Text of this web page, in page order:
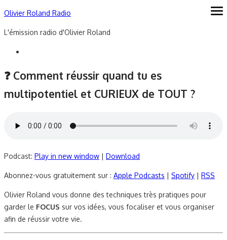
Skip
content
Olivier Roland Radio
L'émission radio d'Olivier Roland
❓ Comment réussir quand tu es
multipotentiel et CURIEUX de TOUT ?
Podcast: Play in new window | Download
Abonnez-vous gratuitement sur : Apple Podcasts | Spotify | RSS
Olivier Roland vous donne des techniques très pratiques pour
garder le FOCUS sur vos idées, vous focaliser et vous organiser
afin de réussir votre vie.